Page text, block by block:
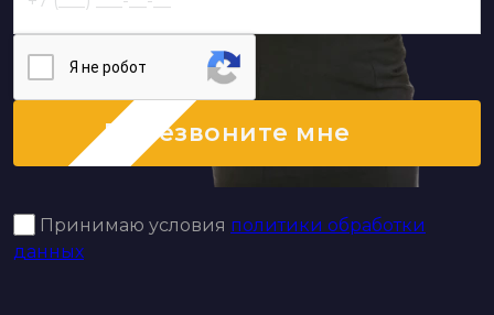
Я нe poбoт
Перезвоните мне
Принимаю условия политики обработки
данных